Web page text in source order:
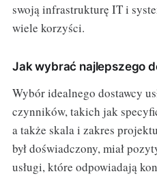
swoją infrastrukturę IT i
wiele korzyści.
Jak wybrać najlepszego
Wybór idealnego dostawcy
czynników, takich jak
a także skala i zakres
był doświadczony, miał
usługi, które odpowiadają